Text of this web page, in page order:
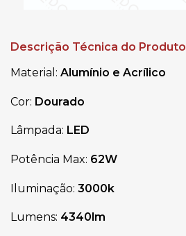
Descrição Técnica do Produto
Material: Alumínio e Acrílico
Cor: Dourado
Lâmpada: LED
Potência Max: 62W
Iluminação: 3000k
Lumens: 4340lm